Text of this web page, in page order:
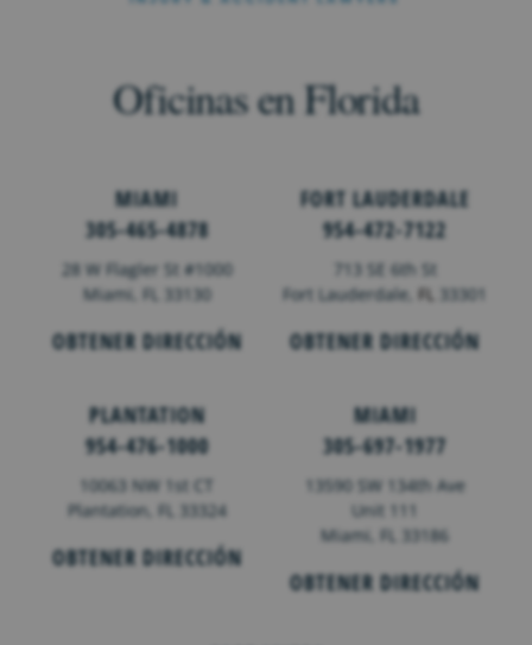
Oficinas en Florida
MIAMI
305-465-4878
28 W Flagler St #1000
Miami, FL 33130
OBTENER DIRECCIÓN
FORT LAUDERDALE
954-472-7122
713 SE 6th St
Fort Lauderdale,FL 33301
OBTENER DIRECCIÓN
PLANTATION
954-476-1000
10063 NW 1st CT
Plantation, FL 33324
OBTENER DIRECCIÓN
MIAMI
305-697-1977
13590 SW 134th Ave
Unit 111
Miami, FL 33186
OBTENER DIRECCIÓN